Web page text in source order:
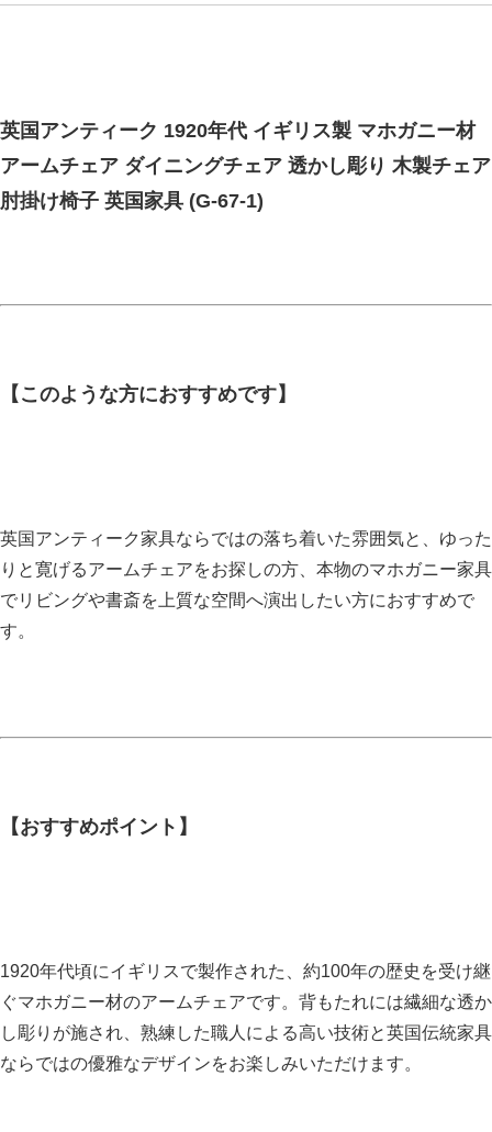
英国アンティーク 1920年代 イギリス製 マホガニー材
アームチェア ダイニングチェア 透かし彫り 木製チェア
肘掛け椅子 英国家具 (G-67-1)
【このような方におすすめです】
英国アンティーク家具ならではの落ち着いた雰囲気と、ゆった
りと寛げるアームチェアをお探しの方、本物のマホガニー家具
でリビングや書斎を上質な空間へ演出したい方におすすめで
す。
【おすすめポイント】
1920年代頃にイギリスで製作された、約100年の歴史を受け継
ぐマホガニー材のアームチェアです。背もたれには繊細な透か
し彫りが施され、熟練した職人による高い技術と英国伝統家具
ならではの優雅なデザインをお楽しみいただけます。